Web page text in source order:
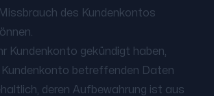
des Kundenkontos
Kundenkonto gekündigt haben,
Kundenkonto betreffenden Daten
deren Aufbewahrung ist aus